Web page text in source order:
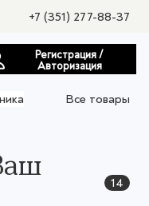
+7 (351) 277-88-37
Регистрация /
Авторизация
Все товары
14